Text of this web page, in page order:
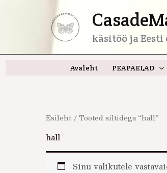
käsitöö ja
Avaleht PEAPAELAD
Esileht / Tooted siltidega “hall”
hall
Sinu valikutele